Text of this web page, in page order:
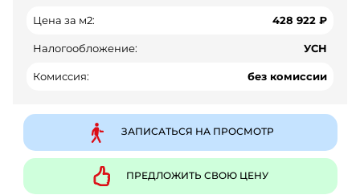
Цена за м2: 428 922 ₽
Налогообложение: УСН
Комиссия: без комиссии
ЗАПИСАТЬСЯ НА ПРОСМОТР
ПРЕДЛОЖИТЬ СВОЮ ЦЕНУ